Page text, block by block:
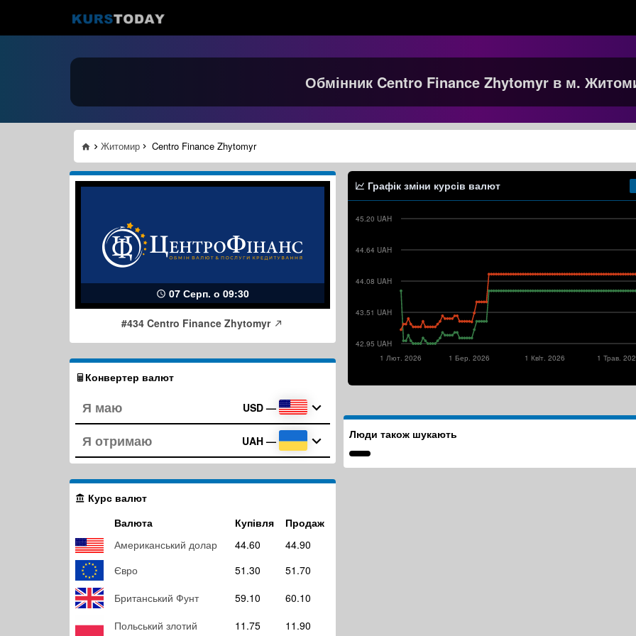
Обмінник Centro Finance Zhytomyr в м.
Житомир Centro Finance Zhytomyr
07 Серп. о 09:30
#434 Centro Finance Zhytomyr
Конвертер валют
USD —
UAH —
Курс валют
Валюта
Купівля
Продаж
Американський долар
44.60
44.90
Євро
51.30
51.70
Британський Фунт
59.10
60.10
Польський злотий
11.75 11.90
Графік зміни курсів валют
42.95 UAH
43.51 UAH
44.08 UAH
44.64 UAH
45.20 UAH
1 Трав.
1 Квiт. 2026
1 Бер. 2026
1 Лют. 2026
Люди також шукають